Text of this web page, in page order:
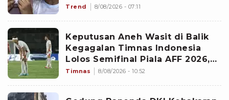
Trend 8/08/2026 - 07:11
Keputusan Aneh Wasit di Balik
Kegagalan Timnas Indonesia
Lolos Semifinal Piala AFF 2026,
Untungkan Singapura dan
Timnas 8/08/2026 - 10:52